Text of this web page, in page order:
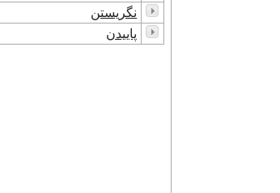
نگریستن
پاییدن